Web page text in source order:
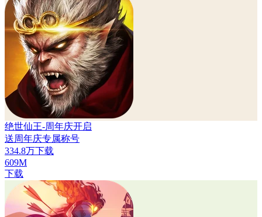
绝世仙王-周年庆开启
送周年庆专属称号
334.8万下载
609M
下载